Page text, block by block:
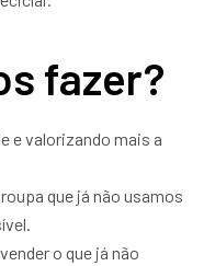
fazer?
e valorizando mais a
que já não usamos
o que já não